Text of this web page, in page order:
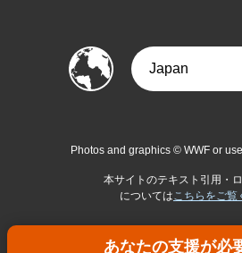
あなたの支援が必
Photos and graphics © WWF or
本サイトのテキスト引用・
についてはこちらをご覧